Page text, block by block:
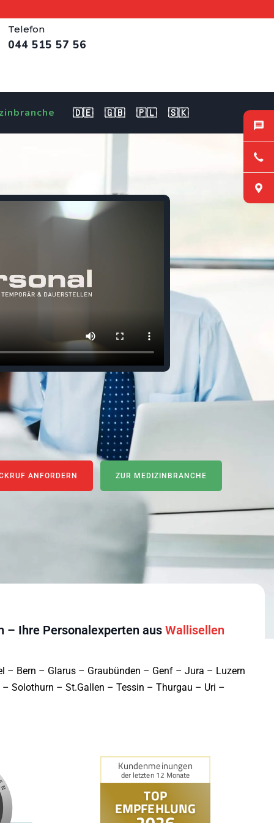
Telefon
044 515 57 56
🇩🇪 🇬🇧 🇵🇱 🇸🇰
ANFORDERN ZUR MEDIZINBRANCHE
– Ihre Personalexperten aus Wallisellen
– Bern – Glarus – Graubünden – Genf – Jura – Luzern
Solothurn – St.Gallen – Tessin – Thurgau – Uri –